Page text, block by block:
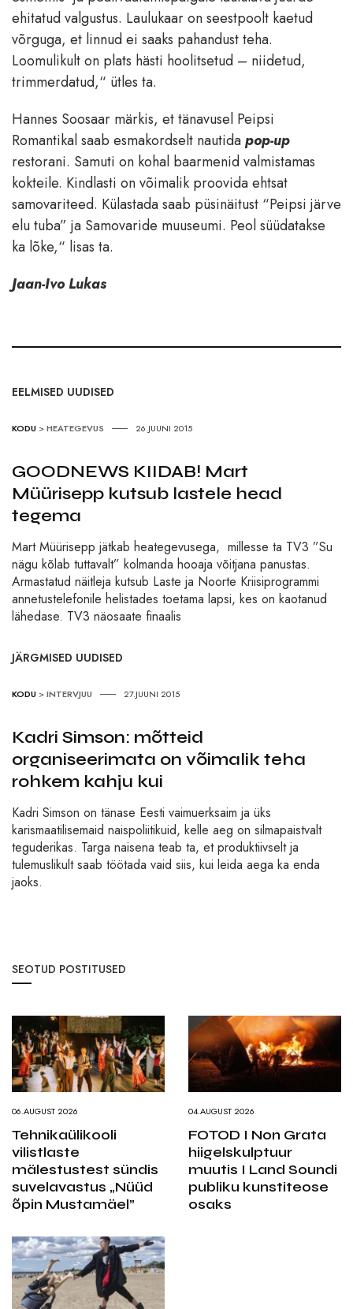
ehitatud valgustus. Laulukaar on seestpoolt kaetud
võrguga, et linnud ei saaks pahandust teha.
Loomulikult on plats hästi hoolitsetud – niidetud,
trimmerdatud,“ ütles ta.
Hannes Soosaar märkis, et tänavusel Peipsi
Romantikal saab esmakordselt nautidapop-up
restorani. Samuti on kohal baarmenid valmistamas
kokteile. Kindlasti on võimalik proovida ehtsat
samovariteed. Külastada saab püsinäitust “Peipsi järve
elu tuba” ja Samovaride muuseumi. Peol süüdatakse
ka lõke,“ lisas ta.
Jaan-Ivo Lukas
EELMISED UUDISED
KODU >HEATEGEVUS 26.JUUNI 2015
GOODNEWS KIIDAB! Mart
Müürisepp kutsub lastele head
tegema
Mart Müürisepp jätkab heategevusega, millesse ta TV3 ”Su
nägu kõlab tuttavalt” kolmanda hooaja võitjana panustas.
Armastatud näitleja kutsub Laste ja Noorte Kriisiprogrammi
annetustelefonile helistades toetama lapsi, kes on kaotanud
lähedase. TV3 näosaate finaalis
JÄRGMISED UUDISED
KODU >INTERVJUU 27.JUUNI 2015
Kadri Simson: mõtteid
organiseerimata on võimalik teha
rohkem kahju kui
Kadri Simson on tänase Eesti vaimuerksaim ja üks
karismaatilisemaid naispoliitikuid, kelle aeg on silmapaistvalt
teguderikas. Targa naisena teab ta, et produktiivselt ja
tulemuslikult saab töötada vaid siis, kui leida aega ka enda
jaoks.
SEOTUD POSTITUSED
06.AUGUST 2026
Tehnikaülikooli
vilistlaste
mälestustest sündis
suvelavastus „Nüüd
õpin Mustamäel”
04.AUGUST 2026
FOTOD I Non Grata
hiigelskulptuur
muutis I Land Soundi
publiku kunstiteose
osaks